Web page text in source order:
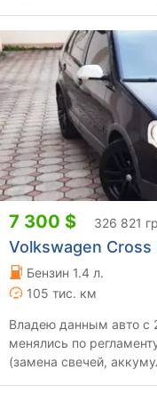
7 300 $ 326 821
Volkswagen Cross
Бензин 1.4 л.
105 тис. км
Владею данным авто с
менялись по
(замена свечей,